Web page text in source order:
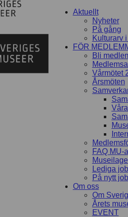
Aktuellt
Nyheter
På gång
Kulturarv
FÖR
Bli
Vårmötet
Årsmöten
FAQ MU-
Lediga
På nytt
Om oss
Om
Årets
EVENT